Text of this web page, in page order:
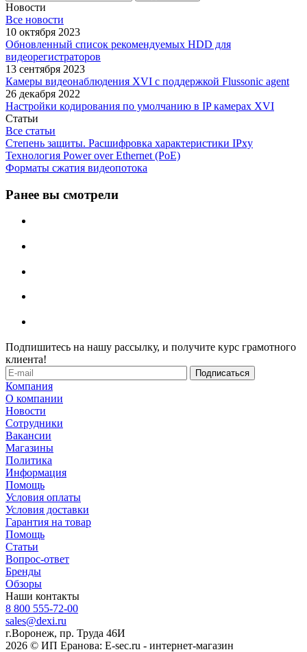
Новости
Все новости
10 октября 2023
Обновленный список рекомендуемых HDD для
видеорегистраторов
13 сентября 2023
Камеры видеонаблюдения XVI с поддержкой Flussonic agent
26 декабря 2022
Настройки кодирования по умолчанию в IP камерах XVI
Статьи
Все статьи
Степень защиты. Расшифровка характеристики IPxу
Технология Power over Ethernet (PoE)
Форматы сжатия видеопотока
Ранее вы смотрели
Подпишитесь на нашу рассылку, и получите курс грамотного
клиента!
Компания
О компании
Новости
Сотрудники
Вакансии
Магазины
Политика
Информация
Помощь
Условия оплаты
Условия доставки
Гарантия на товар
Помощь
Статьи
Вопрос-ответ
Бренды
Обзоры
Наши контакты
8 800 555-72-00
sales@dexi.ru
г.Воронеж, пр. Труда 46И
2026 © ИП Еранова: E-sec.ru - интернет-магазин